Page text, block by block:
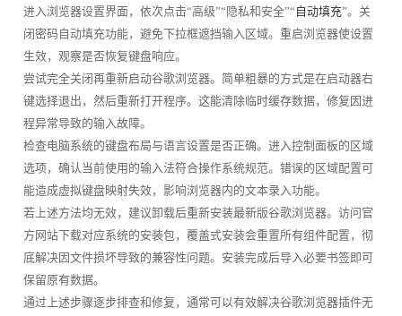
进入浏览器设置界面，依次点击“高级”“隐私和安全”“ 自动填充”。关
闭密码自动填充功能，避免下拉框遮挡输入区域。重启浏览器使设置
生效，观察是否恢复键盘响应。
尝试完全关闭再重新启动谷歌浏览器。简单粗暴的方式是在启动器右
键选择退出，然后重新打开程序。这能清除临时缓存数据，修复因进
程异常导致的输入故障。
检查电脑系统的键盘布局与语言设置是否正确。进入控制面板的区域
选项，确认当前使用的输入法符合操作系统规范。错误的区域配置可
能造成虚拟键盘映射失效，影响浏览器内的文本录入功能。
若上述方法均无效，建议卸载后重新安装最新版谷歌浏览器。访问官
方网站下载对应系统的安装包，覆盖式安装会重置所有组件配置，彻
底解决因文件损坏导致的兼容性问题。安装完成后导入必要书签即可
保留原有数据。
通过上述步骤逐步排查和修复，通常可以有效解决谷歌浏览器插件无